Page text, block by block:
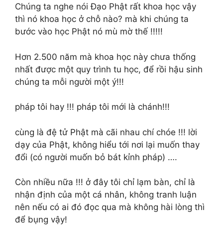
Chúng ta nghe nói Đạo Phật rất khoa học vậy
thì nó khoa học ở chỗ nào? mà khi chúng ta
bước vào học Phật nó mù mờ thế !!!!!
Hơn 2.500 năm mà khoa học này chưa thống
nhất được một quy trình tu học, để rồi hậu sinh
chúng ta mỗi người một ý!!!
pháp tôi hay !!! pháp tôi mới là chánh!!!
cùng là đệ tử Phật mà cãi nhau chí chóe !!! lời
dạy của Phật, không hiểu tới nơi lại muốn thay
đổi (có người muốn bỏ bát kỉnh pháp) ….
Còn nhiều nữa !!! ở đây tôi chỉ lạm bàn, chỉ là
nhận định của một cá nhân, không tranh luận
nên nếu có ai đó đọc qua mà không hài lòng thì
để bụng vậy!